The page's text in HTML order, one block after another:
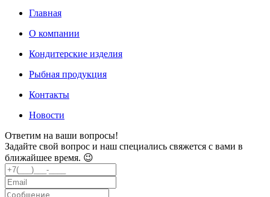
Главная
О компании
Кондитерские изделия
Рыбная продукция
Контакты
Новости
Ответим на ваши вопросы!
Задайте свой вопрос и наш специались свяжется с вами в
ближайшее время. 😉